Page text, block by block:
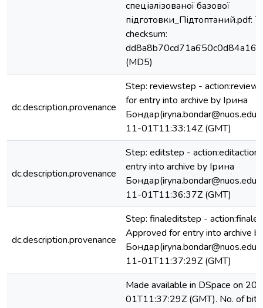
спеціалізованої базової
підготовки_Підтоптаний.pdf:
checksum:
(MD5)
dc.description.provenance
Step: reviewstep -
for entry into archive by Ірина
11-01T11:33:14Z (GMT)
dc.description.provenance
Step: editstep - action:editaction
entry into archive by Ірина
11-01T11:36:37Z (GMT)
dc.description.provenance
Step: finaleditstep -
Approved for entry into archive
11-01T11:37:29Z (GMT)
Made available in DSpace on
01T11:37:29Z (GMT). No. of